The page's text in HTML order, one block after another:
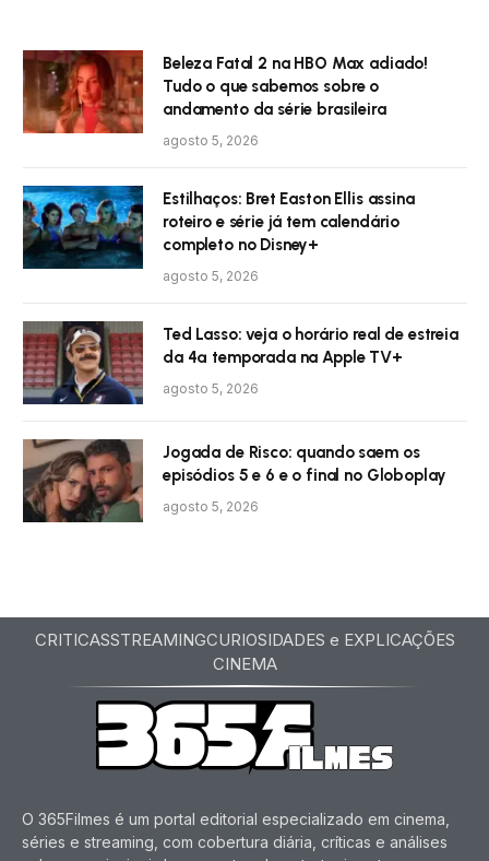
Beleza Fatal 2 na HBO Max adiado!
Tudo o que sabemos sobre o
andamento da série brasileira
agosto 5, 2026
Estilhaços: Bret Easton Ellis assina
roteiro e série já tem calendário
completo no Disney+
agosto 5, 2026
Ted Lasso: veja o horário real de estreia
da 4ª temporada na Apple TV+
agosto 5, 2026
Jogada de Risco: quando saem os
episódios 5 e 6 e o final no Globoplay
agosto 5, 2026
CRITICASSTREAMINGCURIOSIDADES e EXPLICAÇÕES
CINEMA
O 365Filmes é um portal editorial especializado em cinema,
séries e streaming, com cobertura diária, críticas e análises